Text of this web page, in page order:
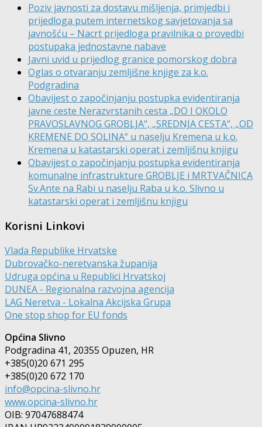
Poziv javnosti za dostavu mišljenja, primjedbi i
prijedloga putem internetskog savjetovanja sa
javnošću – Nacrt prijedloga pravilnika o provedbi
postupaka jednostavne nabave
Javni uvid u prijedlog granice pomorskog dobra
Oglas o otvaranju zemljišne knjige za k.o.
Podgradina
Obavijest o započinjanju postupka evidentiranja
javne ceste Nerazvrstanih cesta „DO I OKOLO
PRAVOSLAVNOG GROBLJA“, „SREDNJA CESTA“, „OD
KREMENE DO SOLINA“ u naselju Kremena u k.o.
Kremena u katastarski operat i zemljišnu knjigu
Obavijest o započinjanju postupka evidentiranja
komunalne infrastrukture GROBLJE i MRTVAČNICA
Sv.Ante na Rabi u naselju Raba u k.o. Slivno u
katastarski operat i zemljišnu knjigu
Korisni Linkovi
Vlada Republike Hrvatske
Dubrovačko-neretvanska županija
Udruga općina u Republici Hrvatskoj
DUNEA - Regionalna razvojna agencija
LAG Neretva - Lokalna Akcijska Grupa
One stop shop for EU fonds
Općina Slivno
Podgradina 41, 20355 Opuzen, HR
+385(0)20 671 295
+385(0)20 672 170
info@opcina-slivno.hr
www.opcina-slivno.hr
OIB: 97047688474